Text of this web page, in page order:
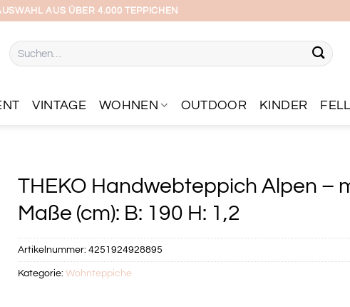
AUS ÜBER 4.000 TEPPICHEN
Suchen
nach:
VINTAGE WOHNEN OUTDOOR KINDER
THEKO Handwebteppich Alpen –
Maße (cm): B: 190 H: 1,2
Artikelnummer: 4251924928895
Kategorie: Wohnteppiche